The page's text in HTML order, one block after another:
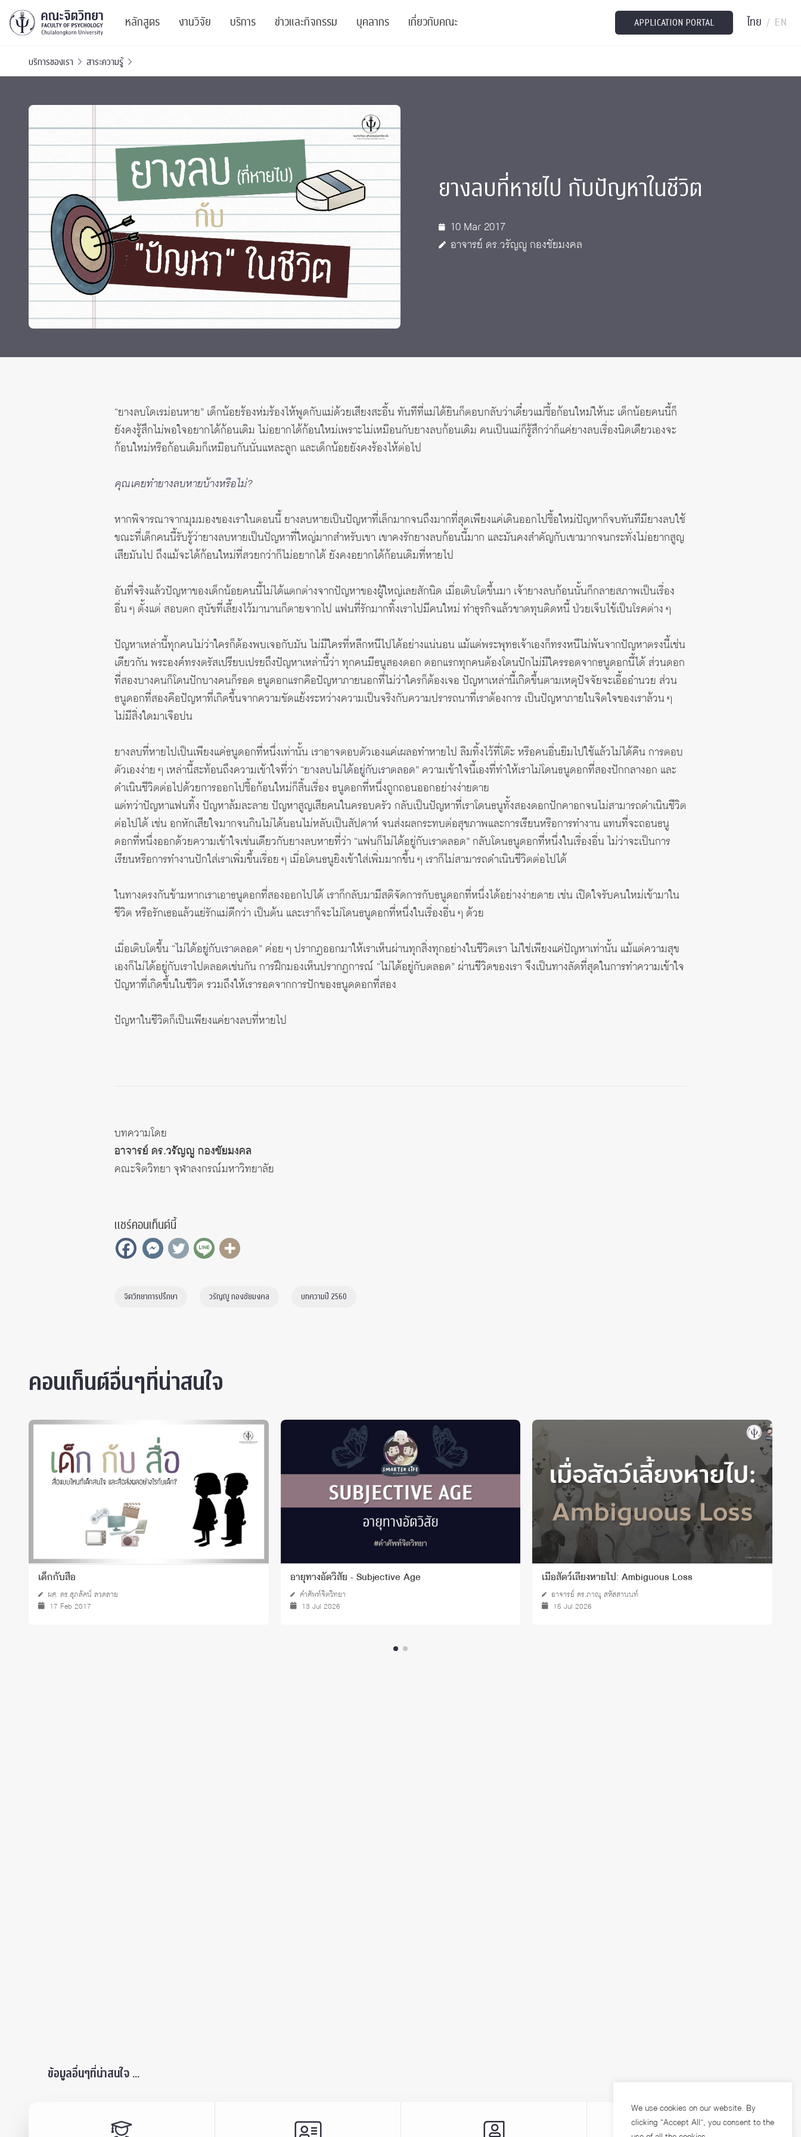
หลักสูตร
ปริญญาบัณฑิต
หลักสูตรปริญญาตรี
บัณฑิตศึกษา
หลักสูตรปริญญาโทและ
ปริญญาเอก
นิสิตปัจจุบัน
งานวิจัย
ผลงานตีพิมพ์
งานประชุมวิชาการ
งานประชุมวิชาการระดับนานาชาติ
TICP 2023
SSBW Activities
ทุนและรางวัล
บริการ
PSY Stats Clinic
ศูนย์สุขภาวะทางจิต
ศูนย์จิตวิทยาเพื่อประสิทธิภาพองค์กร
CU Radio
ข่าวและกิจกรรม
เสวนาและบรรยายพิเศษ
โครงการอบรม
ตำแหน่งงาน
บุคลากร
เจ้าหน้าที่
นักวิจัยหลังปริญญาเอก
ผู้บริหาร
เกี่ยวกับคณะ
รายงานประจำปี
ติดต่อเรา
Intranet
APPLICATION PORTAL ไทย / EN
บริการของเรา สาระความรู้
ยางลบที่หายไป กับปัญหาในชีวิต
10 Mar 2017
อาจารย์ ดร.วรัญญู กองชัยมงคล
“ยางลบโดเรม่อนหาย” เด็กน้อยร้องห่มร้องไห้พูดกับแม่ด้วยเสียงสะอื้น ทันทีที่แม่ได้ยินก็ตอบกลับว่าเดี๋ยวแม่ซื้อก้อนใหม่ให้นะ เด็กน้อยคนนี้ก็
ยังคงรู้สึกไม่พอใจอยากได้ก้อนเดิม ไม่อยากได้ก้อนใหม่เพราะไม่เหมือนกับยางลบก้อนเดิม คนเป็นแม่ก็รู้สึกว่าก็แค่ยางลบเรื่องนิดเดียวเองจะ
ก้อนใหม่หรือก้อนเดิมก็เหมือนกันนั่นแหละลูก และเด็กน้อยยังคงร้องไห้ต่อไป
คุณเคยทำยางลบหายบ้างหรือไม่?
หากพิจารณาจากมุมมองของเราในตอนนี้ ยางลบหายเป็นปัญหาที่เล็กมากจนถึงมากที่สุดเพียงแค่เดินออกไปซื้อใหม่ปัญหาก็จบทันทีมียางลบใช้
ขณะที่เด็กคนนี้รับรู้ว่ายางลบหายเป็นปัญหาที่ใหญ่มากสำหรับเขา เขาคงรักยางลบก้อนนี้มาก และมันคงสำคัญกับเขามากจนกระทั่งไม่อยากสูญ
เสียมันไป ถึงแม้จะได้ก้อนใหม่ที่สวยกว่าก็ไม่อยากได้ ยังคงอยากได้ก้อนเดิมที่หายไป
อันที่จริงแล้วปัญหาของเด็กน้อยคนนี้ไม่ได้แตกต่างจากปัญหาของผู้ใหญ่เลยสักนิด เมื่อเติบโตขึ้นมา เจ้ายางลบก้อนนั้นก็กลายสภาพเป็นเรื่อง
อื่น ๆ ตั้งแต่ สอบตก สุนัขที่เลี้ยงไว้มานานก็ตายจากไป แฟนที่รักมากทิ้งเราไปมีคนใหม่ ทำธุรกิจแล้วขาดทุนติดหนี้ ป่วยเจ็บไข้เป็นโรคต่าง ๆ
ปัญหาเหล่านี้ทุกคนไม่ว่าใครก็ต้องพบเจอกับมัน ไม่มีใครที่หลีกหนีไปได้อย่างแน่นอน แม้แต่พระพุทธเจ้าเองก็ทรงหนีไม่พ้นจากปัญหาตรงนี้เช่น
เดียวกัน พระองค์ทรงตรัสเปรียบเปรยถึงปัญหาเหล่านี้ว่า ทุกคนมีธนูสองดอก ดอกแรกทุกคนต้องโดนปักไม่มีใครรอดจากธนูดอกนี้ได้ ส่วนดอก
ที่สองบางคนก็โดนปักบางคนก็รอด ธนูดอกแรกคือปัญหาภายนอกที่ไม่ว่าใครก็ต้องเจอ ปัญหาเหล่านี้เกิดขึ้นตามเหตุปัจจัยจะเอื้ออำนวย ส่วน
ธนูดอกที่สองคือปัญหาที่เกิดขึ้นจากความขัดแย้งระหว่างความเป็นจริงกับความปรารถนาที่เราต้องการ เป็นปัญหาภายในจิตใจของเราล้วน ๆ
ไม่มีสิ่งใดมาเจือปน
ยางลบที่หายไปเป็นเพียงแค่ธนูดอกที่หนึ่งเท่านั้น เราอาจตอบตัวเองแค่เผลอทำหายไป ลืมทิ้งไว้ที่โต๊ะ หรือคนอื่นยืมไปใช้แล้วไม่ได้คืน การตอบ
ตัวเองง่าย ๆ เหล่านี้สะท้อนถึงความเข้าใจที่ว่า “ยางลบไม่ได้อยู่กับเราตลอด” ความเข้าใจนี้เองที่ทำให้เราไม่โดนธนูดอกที่สองปักกลางอก และ
ดำเนินชีวิตต่อไปด้วยการออกไปซื้อก้อนใหม่ก็สิ้นเรื่อง ธนูดอกที่หนึ่งถูกถอนออกอย่างง่ายดาย
แต่ทว่าปัญหาแฟนทิ้ง ปัญหาล้มละลาย ปัญหาสูญเสียคนในครอบครัว กลับเป็นปัญหาที่เราโดนธนูทั้งสองดอกปักคาอกจนไม่สามารถดำเนินชีวิต
ต่อไปได้ เช่น อกหักเสียใจมากจนกินไม่ได้นอนไม่หลับเป็นสัปดาห์ จนส่งผลกระทบต่อสุขภาพและการเรียนหรือการทำงาน แทนที่จะถอนธนู
ดอกที่หนึ่งออกด้วยความเข้าใจเช่นเดียวกับยางลบหายที่ว่า “แฟนก็ไม่ได้อยู่กับเราตลอด” กลับโดนธนูดอกที่หนึ่งในเรื่องอื่น ไม่ว่าจะเป็นการ
เรียนหรือการทำงานปักใส่เราเพิ่มขึ้นเรื่อย ๆ เมื่อโดนธนูยิงเข้าใส่เพิ่มมากขึ้น ๆ เราก็ไม่สามารถดำเนินชีวิตต่อไปได้
ในทางตรงกันข้ามหากเราเอาธนูดอกที่สองออกไปได้ เราก็กลับมามีสติจัดการกับธนูดอกที่หนึ่งได้อย่างง่ายดาย เช่น เปิดใจรับคนใหม่เข้ามาใน
ชีวิต หรือรักเธอแล้วแย่รักแม่ดีกว่า เป็นต้น และเราก็จะไม่โดนธนูดอกที่หนึ่งในเรื่องอื่น ๆ ด้วย
เมื่อเติบโตขึ้น “ไม่ได้อยู่กับเราตลอด” ค่อย ๆ ปรากฏออกมาให้เราเห็นผ่านทุกสิ่งทุกอย่างในชีวิตเรา ไม่ใช่เพียงแค่ปัญหาเท่านั้น แม้แต่ความสุข
เองก็ไม่ได้อยู่กับเราไปตลอดเช่นกัน การฝึกมองเห็นปรากฏการณ์ “ไม่ได้อยู่กับตลอด” ผ่านชีวิตของเรา จึงเป็นทางลัดที่สุดในการทำความเข้าใจ
ปัญหาที่เกิดขึ้นในชีวิต รวมถึงให้เรารอดจากการปักของธนูดดอกที่สอง
ปัญหาในชีวิตก็เป็นเพียงแค่ยางลบที่หายไป
บทความโดย
อาจารย์ ดร.วรัญญู กองชัยมงคล
คณะจิตวิทยา จุฬาลงกรณ์มหาวิทยาลัย
แชร์คอนเท็นต์นี้
จิตวิทยาการปรึกษา วรัญญู กองชัยมงคล บทความปี 2560
คอนเท็นต์อื่นๆที่น่าสนใจ
เด็กกับสื่อ
ผศ. ดร.สุภลัคน์ ลวดลาย
17 Feb 2017
อายุทางอัตวิสัย - Subjective Age
คำศัพท์จิตวิทยา
13 Jul 2026
เมื่อสัตว์เลี้ยงหายไป: Ambiguous Loss
อาจารย์ ดร.ภาณุ สหัสสานนท์
15 Jul 2026
ข้อมูลอื่นๆที่น่าสนใจ ...
We use cookies on our website. By
clicking “Accept All”, you consent to the